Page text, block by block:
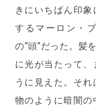
きにいちばん印
するマーロン・
の“頭”だった。髪
に光が当たって、
うに見えた。そ
物のように暗闇の